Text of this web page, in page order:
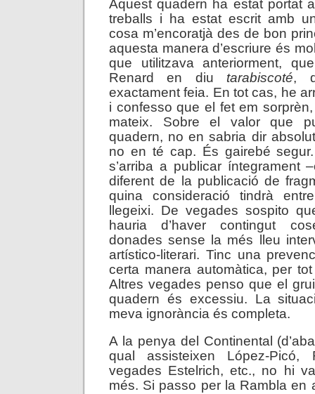
Aquest quadern ha estat portat
treballs i ha estat escrit amb
cosa m’encoratjà des de bon
aquesta manera d’escriure és
que utilitzava anteriorment,
Renard en diu tarabiscoté,
exactament feia. En tot cas, he
i confesso que el fet em
mateix. Sobre el valor que
quadern, no en sabria dir
no en té cap. És gairebé
s’arriba a publicar íntegrament
diferent de la publicació de
quina consideració tindrà
llegeixi. De vegades sospito
hauria d’haver contingut
donades sense la més lleu
artístico-literari. Tinc una
certa manera automàtica, per
Altres vegades penso que el
quadern és excessiu. La
meva ignorància és completa.
A la penya del Continental
qual assisteixen López-Picó,
vegades Estelrich, etc., no hi
més. Si passo per la Rambla en